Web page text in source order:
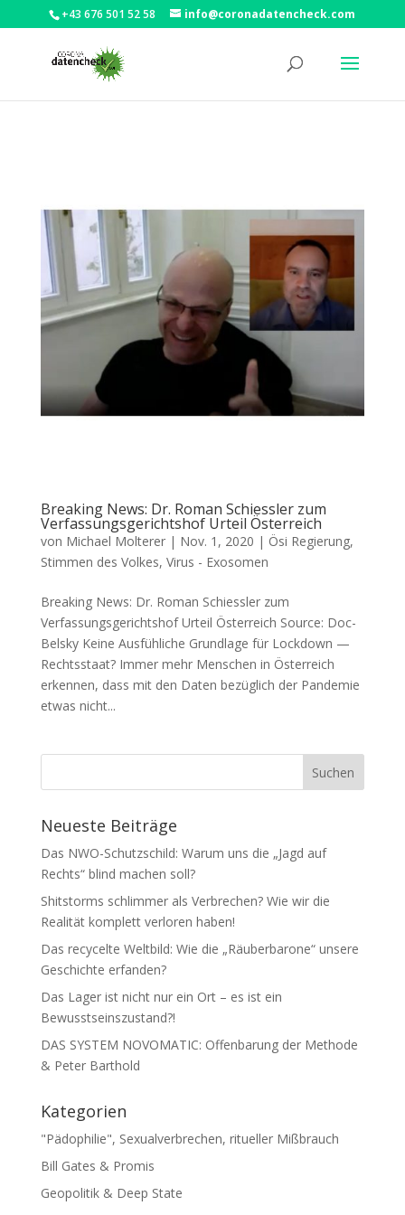
+43 676 501 52 58 info@coronadatencheck.com
Breaking News: Dr. Roman Schiessler zum
Verfassungsgerichtshof Urteil Österreich
von Michael Molterer| Nov. 1, 2020 | Ösi Regierung,
Stimmen des Volkes, Virus - Exosomen
Breaking News: Dr. Roman Schiessler zum
Verfassungsgerichtshof Urteil Österreich Source: Doc­
Belsky Kei­ne Aus­füh­li­che Grund­la­ge für Lock­down —
Rechtsstaat? Immer mehr Men­schen in Öster­reich
erken­nen, dass mit den Daten bezüg­lich der Pan­de­mie
etwas nicht...
Neueste Beiträge
Das NWO-Schutzschild: Warum uns die „Jagd auf
Rechts“ blind machen soll?
Shitstorms schlimmer als Verbrechen? Wie wir die
Realität komplett verloren haben!
Das recycelte Weltbild: Wie die „Räuberbarone“ unsere
Geschichte erfanden?
Das Lager ist nicht nur ein Ort – es ist ein
Bewusstseinszustand?!
DAS SYSTEM NOVOMATIC: Offenbarung der Methode
& Peter Barthold
Kategorien
"Pädophilie", Sexualverbrechen, ritueller Mißbrauch
Bill Gates & Promis
Geopolitik & Deep State